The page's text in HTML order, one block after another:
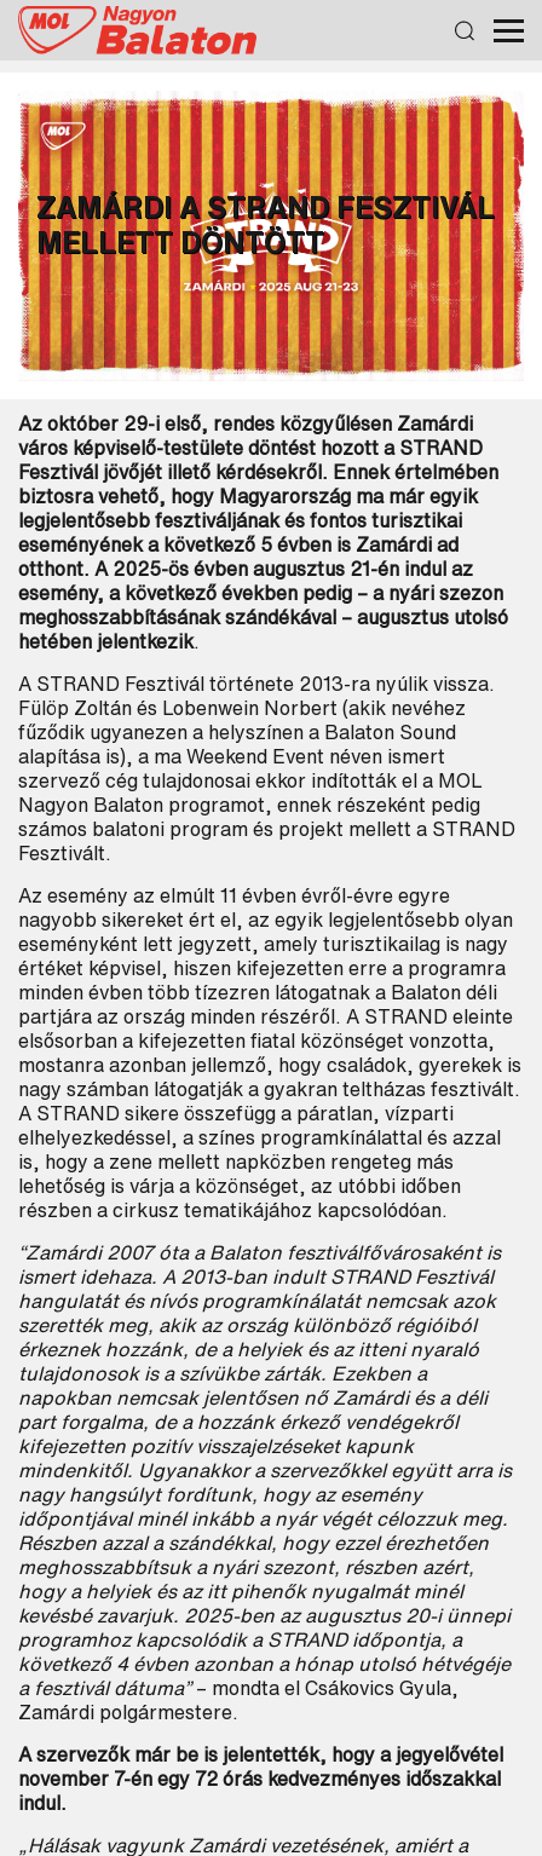
Keresés
ZAMÁRDI A STRAND FESZTIVÁL
MELLETT DÖNTÖTT
Az október 29-i első, rendes közgyűlésen Zamárdi
város képviselő-testülete döntést hozott a STRAND
Fesztivál jövőjét illető kérdésekről. Ennek értelmében
biztosra vehető, hogy Magyarország ma már egyik
legjelentősebb fesztiváljának és fontos turisztikai
eseményének a következő 5 évben is Zamárdi ad
otthont. A 2025-ös évben augusztus 21-én indul az
esemény, a következő években pedig – a nyári szezon
meghosszabbításának szándékával – augusztus utolsó
hetében jelentkezik.
A STRAND Fesztivál története 2013-ra nyúlik vissza.
Fülöp Zoltán és Lobenwein Norbert (akik nevéhez
fűződik ugyanezen a helyszínen a Balaton Sound
alapítása is), a ma Weekend Event néven ismert
szervező cég tulajdonosai ekkor indították el a MOL
Nagyon Balaton programot, ennek részeként pedig
számos balatoni program és projekt mellett a STRAND
Fesztivált.
Az esemény az elmúlt 11 évben évről-évre egyre
nagyobb sikereket ért el, az egyik legjelentősebb olyan
eseményként lett jegyzett, amely turisztikailag is nagy
értéket képvisel, hiszen kifejezetten erre a programra
minden évben több tízezren látogatnak a Balaton déli
partjára az ország minden részéről. A STRAND eleinte
elsősorban a kifejezetten fiatal közönséget vonzotta,
mostanra azonban jellemző, hogy családok, gyerekek is
nagy számban látogatják a gyakran teltházas fesztivált.
A STRAND sikere összefügg a páratlan, vízparti
elhelyezkedéssel, a színes programkínálattal és azzal
is, hogy a zene mellett napközben rengeteg más
lehetőség is várja a közönséget, az utóbbi időben
részben a cirkusz tematikájához kapcsolódóan.
“Zamárdi 2007 óta a Balaton fesztiválfővárosaként is
ismert idehaza. A 2013-ban indult STRAND Fesztivál
hangulatát és nívós programkínálatát nemcsak azok
szerették meg, akik az ország különböző régióiból
érkeznek hozzánk, de a helyiek és az itteni nyaraló
tulajdonosok is a szívükbe zárták. Ezekben a
napokban nemcsak jelentősen nő Zamárdi és a déli
part forgalma, de a hozzánk érkező vendégekről
kifejezetten pozitív visszajelzéseket kapunk
mindenkitől. Ugyanakkor a szervezőkkel együtt arra is
nagy hangsúlyt fordítunk, hogy az esemény
időpontjával minél inkább a nyár végét célozzuk meg.
Részben azzal a szándékkal, hogy ezzel érezhetően
meghosszabbítsuk a nyári szezont, részben azért,
hogy a helyiek és az itt pihenők nyugalmát minél
kevésbé zavarjuk. 2025-ben az augusztus 20-i ünnepi
programhoz kapcsolódik a STRAND időpontja, a
következő 4 évben azonban a hónap utolsó hétvégéje
a fesztivál dátuma”– mondta el Csákovics Gyula,
Zamárdi polgármestere.
A szervezők már be is jelentették, hogy a jegyelővétel
november 7-én egy 72 órás kedvezményes időszakkal
indul.
„Hálásak vagyunk Zamárdi vezetésének, amiért a